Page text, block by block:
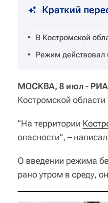
Краткий
В Костромской
Режим действовал
МОСКВА, 8 июл - РИА
Костромской
"На территории
опасности", – написал
О введении режима
рано утром в среду,